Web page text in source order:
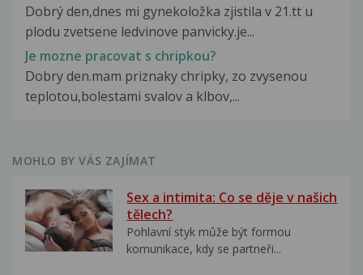
Dobrý den,dnes mi gynekoložka zjistila v 21.tt u
plodu zvetsene ledvinove panvicky.je...
Je mozne pracovat s chripkou?
Dobry den.mam priznaky chripky, zo zvysenou
teplotou,bolestami svalov a klbov,...
MOHLO BY VÁS ZAJÍMAT
Sex a intimita: Co se děje v našich
tělech?
Pohlavní styk může být formou
komunikace, kdy se partneři...